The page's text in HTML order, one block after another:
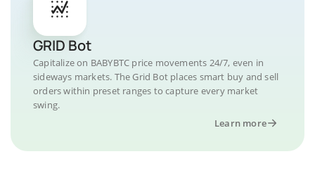
GRID Bot
Capitalize on BABYBTC price movements 24/7, even in
sideways markets. The Grid Bot places smart buy and sell
orders within preset ranges to capture every market
swing.
Learn more